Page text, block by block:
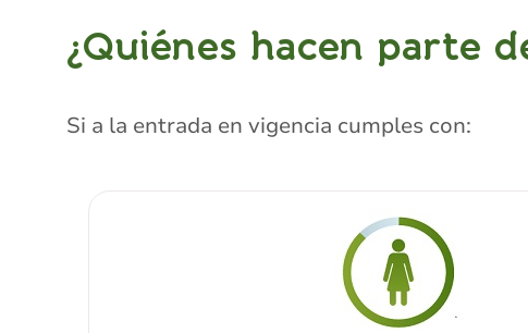
¿Quiénes hacen parte
Si a la entrada en vigencia cumples con: